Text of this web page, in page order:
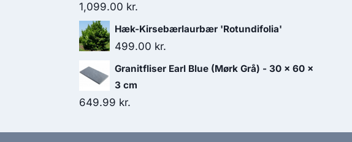
1,099.00 kr.
Hæk-Kirsebærlaurbær 'Rotundifolia'
499.00 kr.
Granitfliser Earl Blue (Mørk Grå) - 30 x 60 x
3 cm
649.99 kr.